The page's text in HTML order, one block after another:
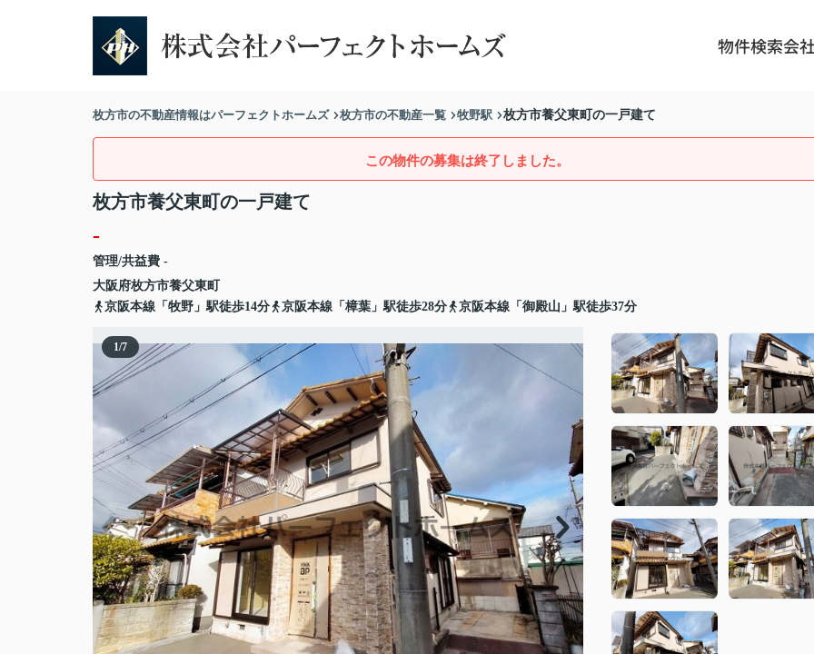
物件検索会
枚方市の不動産情報はパーフェクトホームズ 枚方市の不動産一覧 牧野駅 枚方市養父東町の一戸建て
この物件の募集は終了しました。
枚方市養父東町の一戸建て
-
管理/共益費 -
大阪府枚方市養父東町
京阪本線「牧野」駅徒歩14分
京阪本線「樟葉」駅徒歩28分 京阪本線「御殿山」駅徒歩37分
1/7